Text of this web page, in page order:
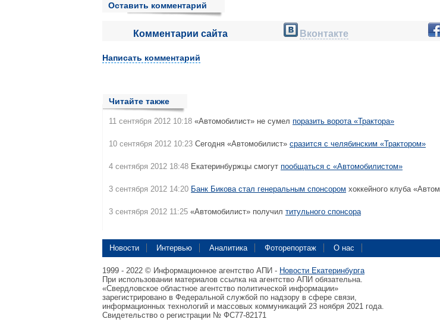
Оставить комментарий
Комментарии сайта Вконтакте
Написать комментарий
Читайте также
11 сентября 2012 10:18 «Автомобилист» не сумел поразить ворота «Трактора»
10 сентября 2012 10:23 Сегодня «Автомобилист» сразится с челябинским «Трактором»
4 сентября 2012 18:48 Екатеринбуржцы смогут пообщаться с «Автомобилистом»
3 сентября 2012 14:20 Банк Бикова стал генеральным спонсором хоккейного клуба
3 сентября 2012 11:25 «Автомобилист» получил титульного спонсора
Новости Интервью Аналитика Фоторепортаж О нас
1999 - 2022 © Информационное агентство АПИ - Новости Екатеринбурга
При использовании материалов ссылка на агентство АПИ обязательна.
«Свердловское областное агентство политической информации»
зарегистрировано в Федеральной службой по надзору в сфере связи,
информационных технологий и массовых коммуникаций 23 ноября 2021 года.
Свидетельство о регистрации № ФС77-82171